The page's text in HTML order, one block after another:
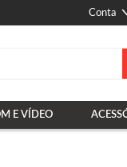
Conta
E VÍDEO